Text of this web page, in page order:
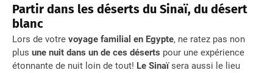
Partir dans les déserts du Sinaï, du désert
blanc
Lors de votre voyage familial en Egypte, ne ratez pas non
plus une nuit dans un de ces déserts pour une expérience
étonnante de nuit loin de tout! Le Sinaïsera aussi le lieu